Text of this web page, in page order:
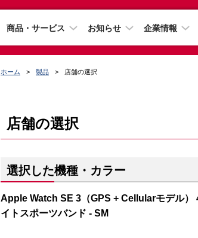
商品・サービス お知らせ 企業情報
ホーム 製品 店舗の選択
店舗の選択
選択した機種・カラー
Apple Watch SE 3（GPS + Cellularモデル）
イトスポーツバンド - SM